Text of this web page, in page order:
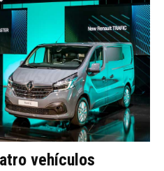
vehículos